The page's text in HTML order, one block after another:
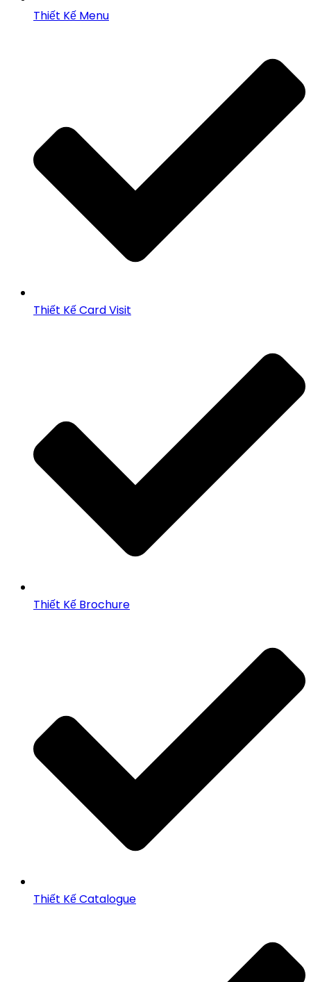
Thiết Kế Menu
Thiết Kế Card Visit
Thiết Kế Brochure
Thiết Kế Catalogue